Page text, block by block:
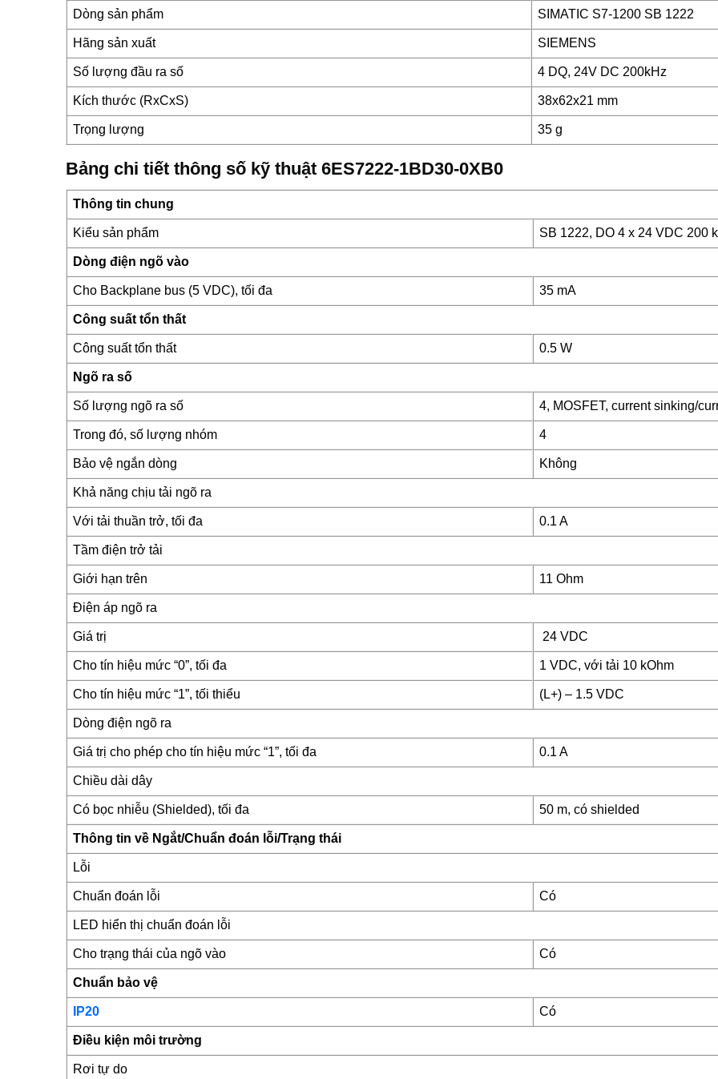
Dòng sản phẩm SIMATIC S7-1200 SB 1222
Hãng sản xuất SIEMENS
Số lượng đầu ra số 4 DQ, 24V DC 200kHz
Kích thước (RxCxS) 38x62x21 mm
Trọng lượng 35 g
Bảng chi tiết thông số kỹ thuật 6ES7222-1BD30-0XB0
Thông tin chung
Kiểu sản phẩm SB 1222, DO 4 x 24 VDC 200
Dòng điện ngõ vào
Cho Backplane bus (5 VDC), tối đa 35 mA
Công suất tổn thất
Công suất tổn thất 0.5 W
Ngõ ra số
Số lượng ngõ ra số 4, MOSFET, current sinking/
Trong đó, số lượng nhóm 4
Bảo vệ ngắn dòng Không
Khả năng chịu tải ngõ ra
Với tải thuần trở, tối đa 0.1 A
Tầm điện trở tải
Giới hạn trên 11 Ohm
Điện áp ngõ ra
Giá trị 24 VDC
Cho tín hiệu mức “0”, tối đa 1 VDC, với tải 10 kOhm
Cho tín hiệu mức “1”, tối thiểu (L+) – 1.5 VDC
Dòng điện ngõ ra
Giá trị cho phép cho tín hiệu mức “1”, tối đa 0.1 A
Chiều dài dây
Có bọc nhiễu (Shielded), tối đa 50 m, có shielded
Thông tin về Ngắt/Chuẩn đoán lỗi/Trạng thái
Lỗi
Chuẩn đoán lỗi Có
LED hiển thị chuẩn đoán lỗi
Cho trạng thái của ngõ vào Có
Chuẩn bảo vệ
IP20 Có
Điều kiện môi trường
Rơi tự do